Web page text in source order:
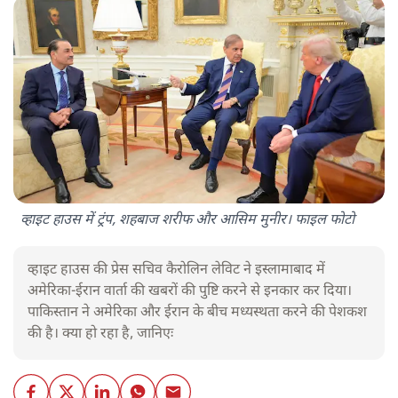
व्हाइट हाउस में ट्रंप, शहबाज शरीफ और आसिम मुनीर। फाइल फोटो
व्हाइट हाउस की प्रेस सचिव कैरोलिन लेविट ने इस्लामाबाद में
अमेरिका-ईरान वार्ता की खबरों की पुष्टि करने से इनकार कर दिया।
पाकिस्तान ने अमेरिका और ईरान के बीच मध्यस्थता करने की पेशकश
की है। क्या हो रहा है, जानिएः